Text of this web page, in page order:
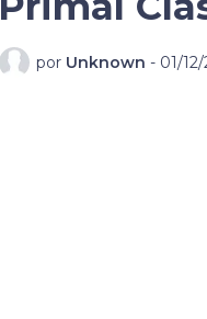
por Unknown - 01/